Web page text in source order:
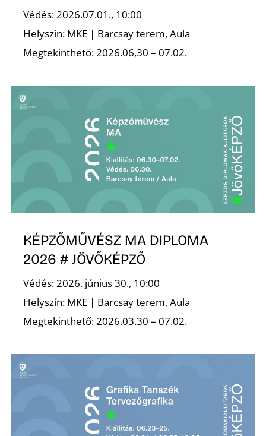
Védés: 2026.07.01., 10:00
Helyszín: MKE | Barcsay terem, Aula
Megtekinthető: 2026.06,30 – 07.02.
KÉPZŐMŰVÉSZ MA DIPLOMA
2026 # JÖVŐKÉPZŐ
Védés: 2026. június 30., 10:00
Helyszín: MKE | Barcsay terem, Aula
Megtekinthető: 2026.03.30 – 07.02.